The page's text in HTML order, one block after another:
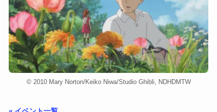
© 2010 Mary Norton/Keiko Niwa/Studio Ghibli, NDHDMTW